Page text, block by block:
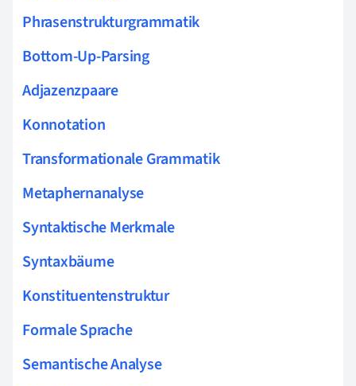
Phrasenstrukturgrammatik
Bottom-Up-Parsing
Adjazenzpaare
Konnotation
Transformationale Grammatik
Metaphernanalyse
Syntaktische Merkmale
Syntaxbäume
Konstituentenstruktur
Formale Sprache
Semantische Analyse